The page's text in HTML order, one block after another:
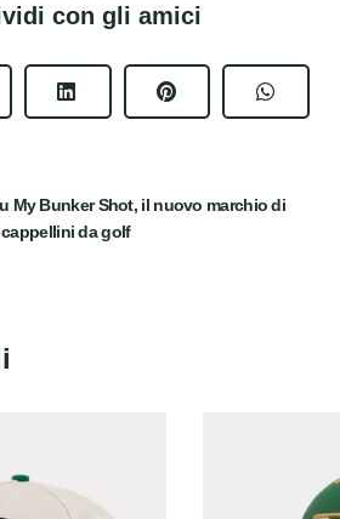
con gli amici
My Bunker Shot, il nuovo marchio di
cappellini da golf